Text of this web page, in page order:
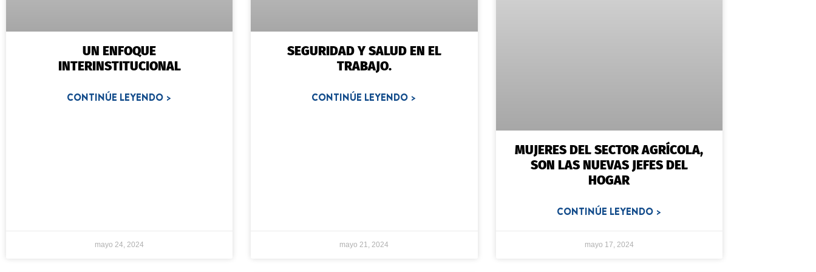
UN ENFOQUE
INTERINSTITUCIONAL
CONTINÚE LEYENDO >
mayo 24, 2024
SEGURIDAD Y SALUD EN EL
TRABAJO.
CONTINÚE LEYENDO >
mayo 21, 2024
MUJERES DEL SECTOR AGRÍCOLA,
SON LAS NUEVAS JEFES DEL
HOGAR
CONTINÚE LEYENDO >
mayo 17, 2024